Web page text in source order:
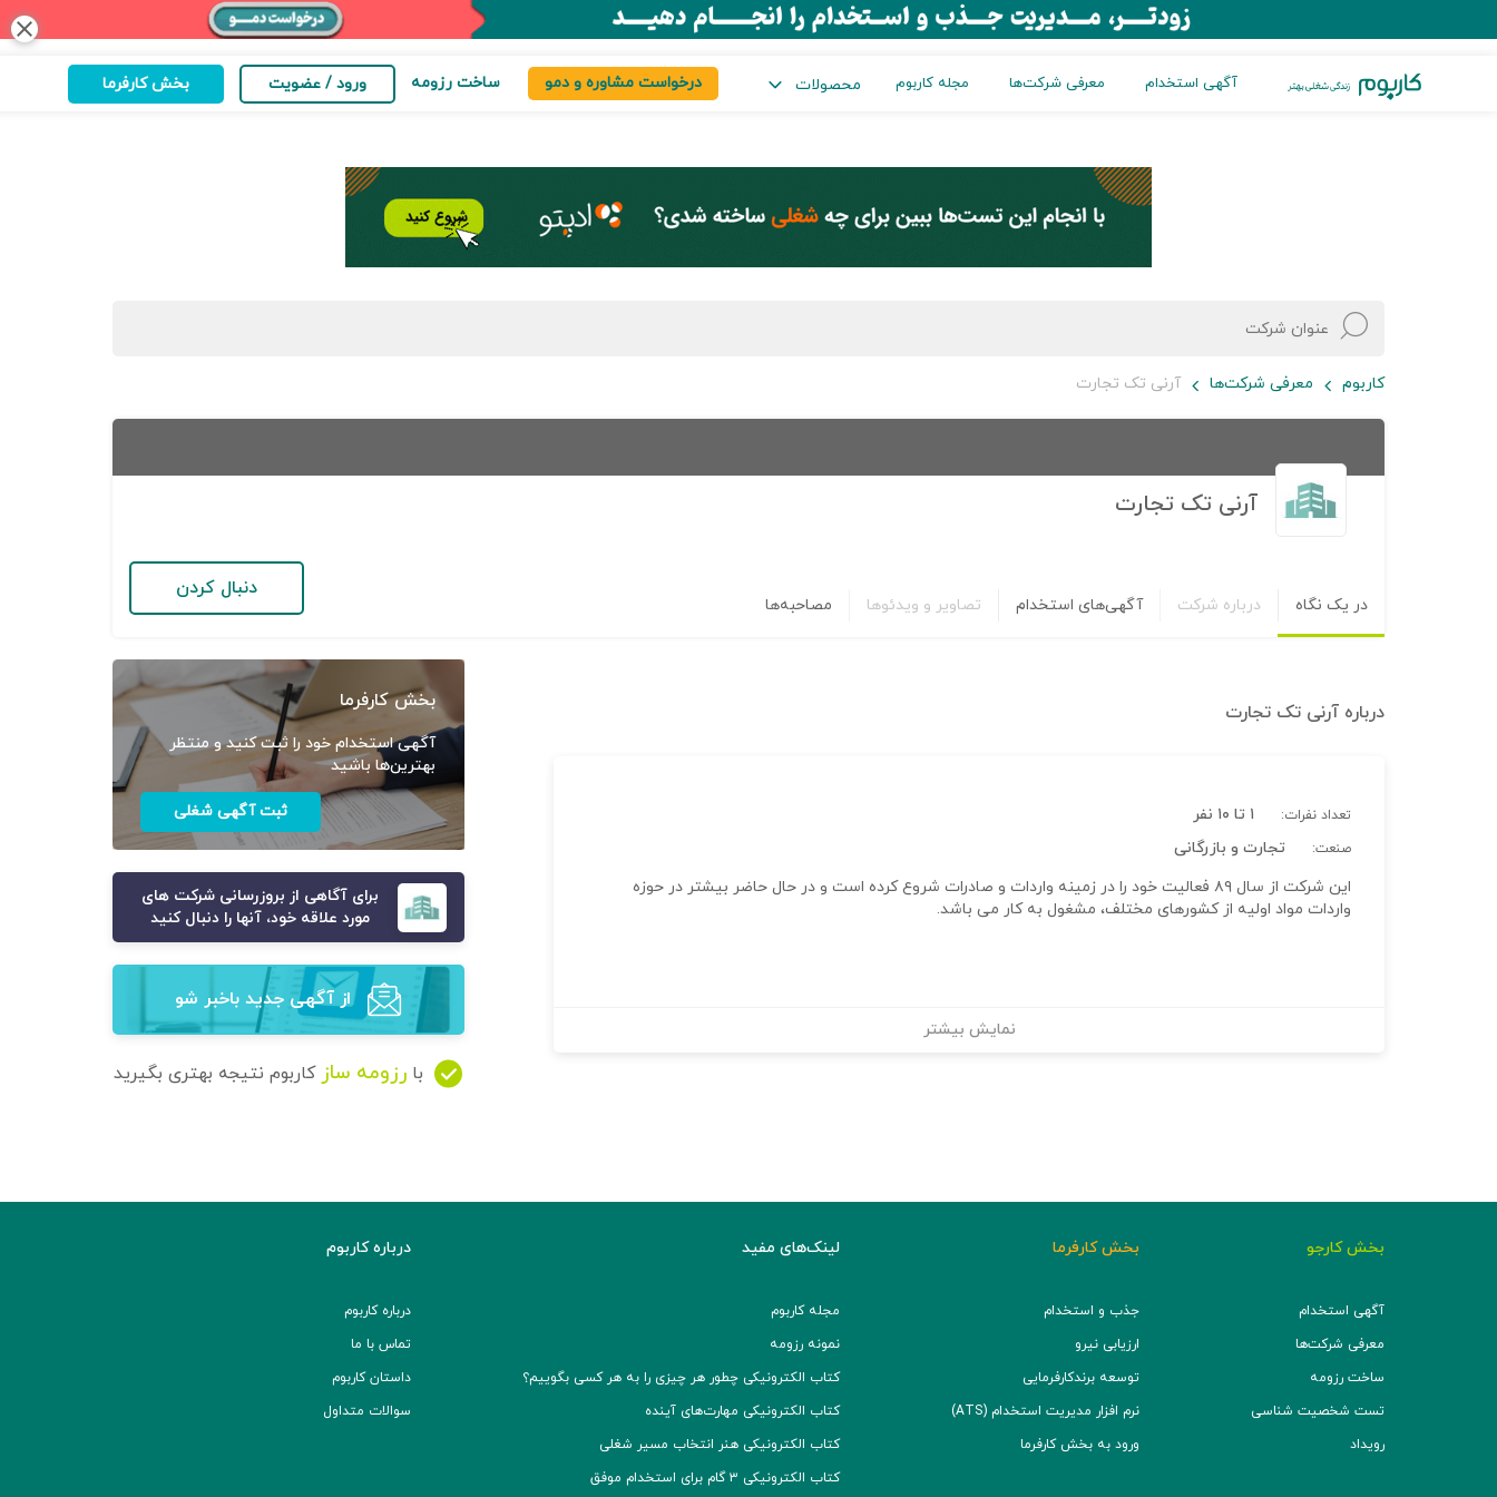
close
آگهی استخدام معرفی شرکت‌ها مجله کاربوم محصولات درخواست مشاوره و دمو ساخت رزومه ورود / عضویت بخش کارفرما
کاربوم معرفی شرکت‌ها آرنی تک تجارت
آرنی تک تجارت
در یک نگاه درباره شرکت آگهی‌های استخدام تصاویر و ویدئوها مصاحبه‌ها
دنبال کردن
درباره آرنی تک تجارت
تعداد نفرات: ۱ تا ۱۰ نفر
صنعت:
تجارت و بازرگانی
این شرکت از سال ۸۹ فعالیت خود را در زمینه واردات و صادرات شروع کرده است و در حال حاضر بیشتر در حوزه
واردات مواد اولیه از کشورهای مختلف، مشغول به کار می باشد.
نمایش بیشتر
بخش کارفرما
آگهی استخدام خود را ثبت کنید و منتظر
بهترین‌ها باشید
ثبت آگهی شغلی
برای آگاهی از بروزرسانی شرکت های
مورد علاقه خود، آنها را دنبال کنید
از آگهی‌ جدید باخبر شو
با رزومه ساز کاربوم نتیجه بهتری بگیرید
بخش کارجو
آگهی استخدام
معرفی شرکت‌ها
ساخت رزومه
تست شخصیت شناسی
رویداد
بخش کارفرما
جذب و استخدام
ارزیابی نیرو
توسعه برند‌کارفرمایی
نرم افزار مدیریت استخدام (ATS)
ورود به بخش کارفرما
لینک‌های مفید
مجله کاربوم
نمونه رزومه
کتاب الکترونیکی چطور هر چیزی را به هر کسی بگوییم؟
کتاب الکترونیکی مهارت‌های آینده
کتاب الکترونیکی هنر انتخاب مسیر شغلی
کتاب الکترونیکی ۳ گام برای استخدام موفق
درباره کاربوم
درباره کاربوم
تماس با ما
داستان کاربوم
سوالات متداول